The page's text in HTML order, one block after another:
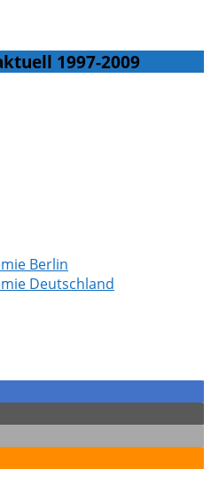
1997-2009
Berlin
Deutschland